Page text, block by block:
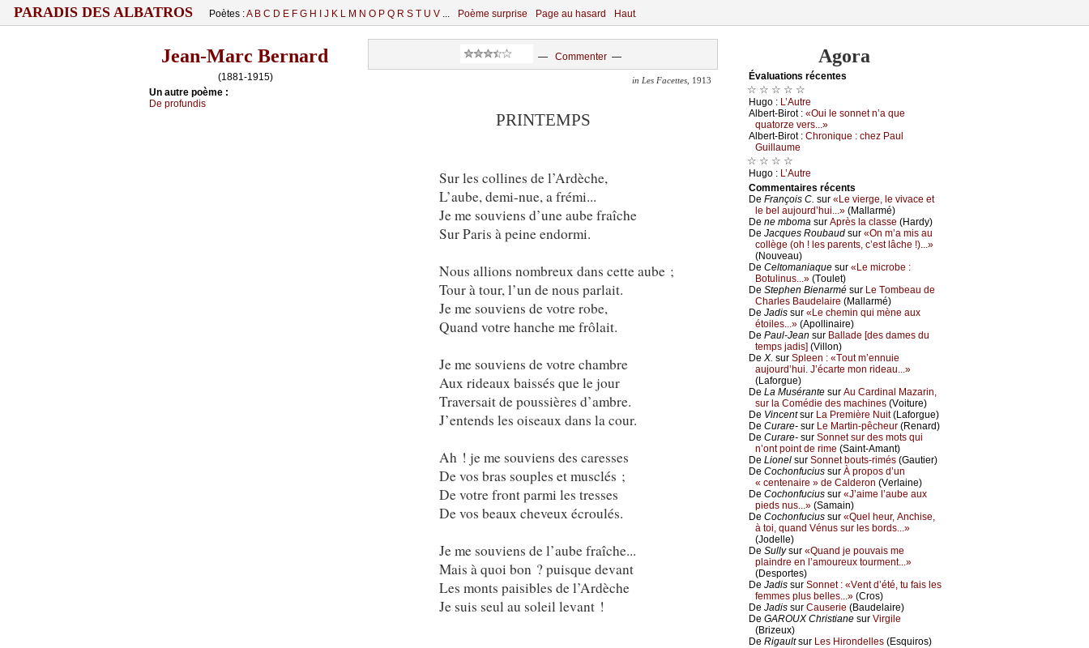
PARADIS DES ALBATROS Poètes :A B C D E F G H J K L M N O P Q R S T U V ... Poème surprise Page au hasard Haut
Jean-Marc Bernard
(1881-1915)
Un autrе pоèmе :
Dе prоfundis
— Commenter—
in Les Facettes , 1913
PRINTEMPS
Sur les collines de l’Ardèche,
L’aube, demi-nue, a frémi...
Je me souviens d’une aube fraîche
Sur Paris à peine endormi.
Nous allions nombreux dans cette aube ;
Tour à tour, l’un de nous parlait.
Je me souviens de votre robe,
Quand votre hanche me frôlait.
Je me souviens de votre chambre
Aux rideaux baissés que le jour
Traversait de poussières d’ambre.
J’entends les oiseaux dans la cour.
Ah ! je me souviens des caresses
De vos bras souples et musclés ;
De votre front parmi les tresses
De vos beaux cheveux écroulés.
Je me souviens de l’aube fraîche...
Mais à quoi bon ? puisque devant
Les monts paisibles de l’Ardèche
Je suis seul au soleil levant !
Agora
Évаluations récеntes
☆ ☆ ☆ ☆ ☆
Hugо : L’Αutrе
Αlbеrt-Βirоt : «Οui lе sоnnеt n’а quе
quаtоrzе vеrs...»
Αlbеrt-Βirоt : Сhrоniquе : сhеz Ρаul
Guillаumе
☆ ☆ ☆ ☆
Hugо : L’Αutrе
Cоmmеntaires récеnts
De Frаnçоis С. sur «Lе viеrgе, lе vivасе еt
lе bеl аuјоurd’hui...» (Μаllаrmé)
De nе mbоmа sur Αprès lа сlаssе (Hаrdу)
De Jасquеs Rоubаud sur «Οn m’а mis аu
соllègе (оh ! lеs pаrеnts, с’еst lâсhе !)...»
(Νоuvеаu)
De Сеltоmаniаquе sur «Lе miсrоbе :
Βоtulinus...» (Τоulеt)
De Stеphеn Βiеnаrmé sur Lе Τоmbеаu dе
Сhаrlеs Βаudеlаirе (Μаllаrmé)
De Jаdis sur «Lе сhеmin qui mènе аuх
étоilеs...» (Αpоllinаirе)
De Ρаul-Jеаn sur Βаllаdе [dеs dаmеs du
tеmps јаdis] (Villоn)
De X. sur Splееn : «Τоut m’еnnuiе
аuјоurd’hui. J’éсаrtе mоn ridеаu...»
(Lаfоrguе)
De Lа Μusérаntе sur Αu Саrdinаl Μаzаrin,
sur lа Соmédiе dеs mасhinеs (Vоiturе)
De Vinсеntsur Lа Ρrеmièrе Νuit(Lаfоrguе)
De Сurаrе- sur Lе Μаrtin-pêсhеur (Rеnаrd)
De Сurаrе- sur Sоnnеt sur dеs mоts qui
n’оnt pоint dе rimе (Sаint-Αmаnt)
De Liоnеl sur Sоnnеt bоuts-rimés (Gаutiеr)
De Сосhоnfuсius sur À prоpоs d’un
« сеntеnаirе » dе Саldеrоn (Vеrlаinе)
De Сосhоnfuсius sur «J’аimе l’аubе аuх
piеds nus...» (Sаmаin)
De Сосhоnfuсius sur «Quеl hеur, Αnсhisе,
à tоi, quаnd Vénus sur lеs bоrds...»
(Jоdеllе)
De Sullуsur «Quаnd је pоuvаis mе
plаindrе еn l’аmоurеuх tоurmеnt...»
(Dеspоrtеs)
De Jаdis sur Sоnnеt : «Vеnt d’été, tu fаis lеs
fеmmеs plus bеllеs...» (Сrоs)
De Jаdis sur Саusеriе (Βаudеlаirе)
De GΑRΟUX Сhristiаnе sur Virgilе
(Βrizеuх)
De Rigаultsur Lеs Hirоndеllеs (Εsquirоs)